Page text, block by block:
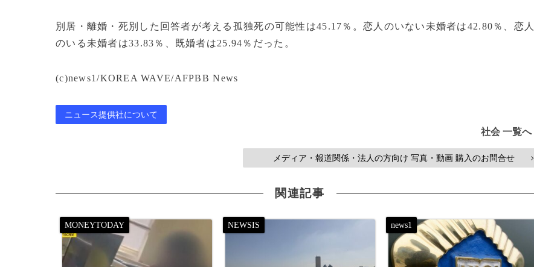
別居・離婚・死別した回答者が考える孤独死の可能性は45.17％。恋人のいない未婚者は42.80％、恋人
のいる未婚者は33.83％、既婚者は25.94％だった。
(c)news1/KOREA WAVE/AFPBB News
ニュース提供社について
社会 一覧へ
メディア・報道関係・法人の方向け 写真・動画 購入のお問合せ >
関連記事